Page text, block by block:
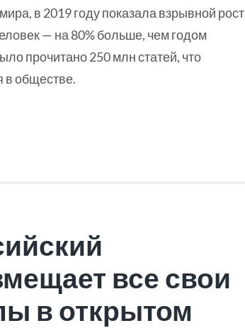
в 2019 году показала взрывной рост
— на 80% больше, чем годом
прочитано 250 млн статей, что
в обществе.
все свои
в открытом